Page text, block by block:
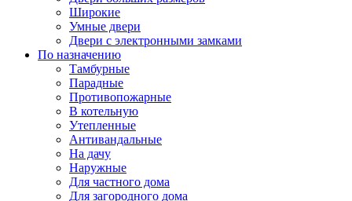
Широкие
Умные двери
Двери с электронными замками
По назначению
Тамбурные
Парадные
Противопожарные
В котельную
Утепленные
Антивандальные
На дачу
Наружные
Для частного дома
Для загородного дома